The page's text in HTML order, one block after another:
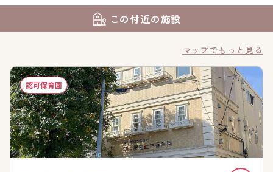
この付近の施設
マップでもっと見る
認可保育園